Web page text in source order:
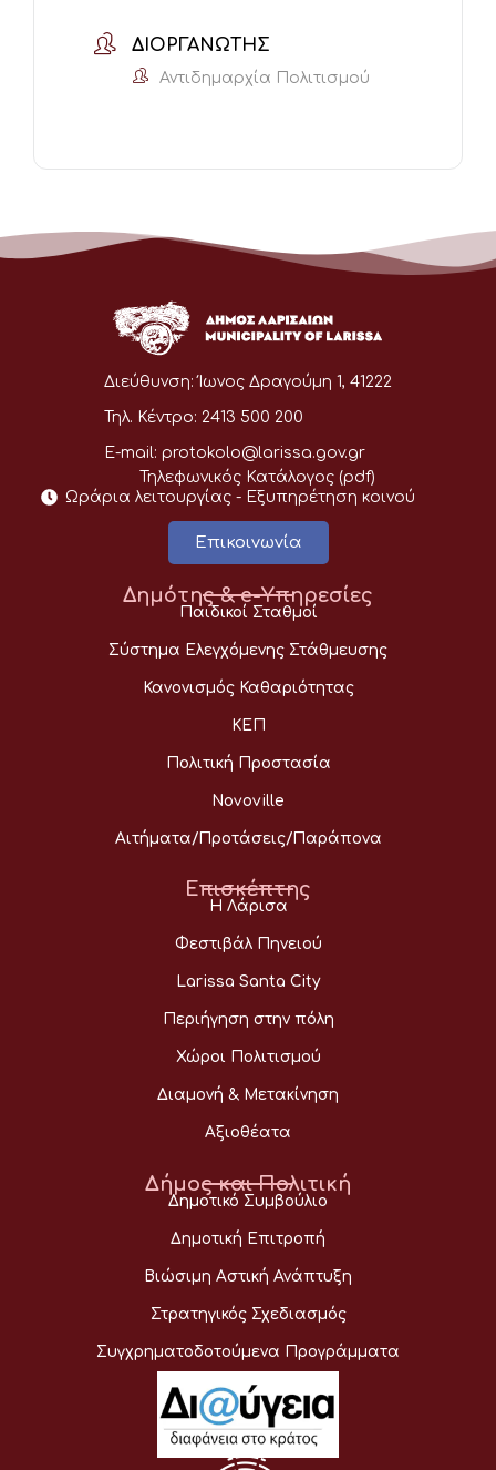
ΔΙΟΡΓΑΝΩΤΉΣ
Αντιδημαρχία Πολιτισμού
Διεύθυνση: Ίωνος Δραγούμη 1, 41222
Τηλ. Κέντρο: 2413 500 200
E-mail: protokolo@larissa.gov.gr
Τηλεφωνικός Κατάλογος (pdf)
Ωράρια λειτουργίας - Eξυπηρέτηση κοινού
Επικοινωνία
Δημότης & e-Υπηρεσίες
Παιδικοί Σταθμοί
Σύστημα Ελεγχόμενης Στάθμευσης
Κανονισμός Καθαριότητας
ΚΕΠ
Πολιτική Προστασία
Novoville
Αιτήματα/Προτάσεις/Παράπονα
Επισκέπτης
Η Λάρισα
Φεστιβάλ Πηνειού
Larissa Santa City
Περιήγηση στην πόλη
Χώροι Πολιτισμού
Διαμονή & Μετακίνηση
Αξιοθέατα
Δήμος και Πολιτική
Δημοτικό Συμβούλιο
Δημοτική Επιτροπή
Βιώσιμη Αστική Ανάπτυξη
Στρατηγικός Σχεδιασμός
Συγχρηματοδοτούμενα Προγράμματα